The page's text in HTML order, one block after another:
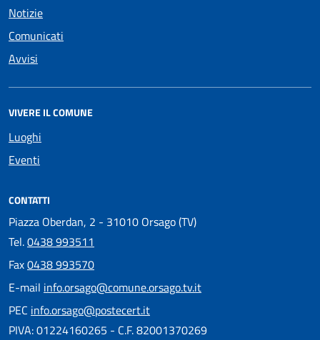
Notizie
Comunicati
Avvisi
VIVERE IL COMUNE
Luoghi
Eventi
CONTATTI
Piazza Oberdan, 2 - 31010 Orsago (TV)
Tel.0438 993511
Fax0438 993570
E-mail info.orsago@comune.orsago.tv.it
PEC info.orsago@postecert.it
PIVA: 01224160265 - C.F. 82001370269